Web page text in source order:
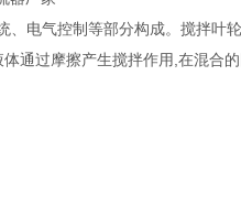
电气控制等部分构成。搅拌叶
通过摩擦产生搅拌作用,在混合